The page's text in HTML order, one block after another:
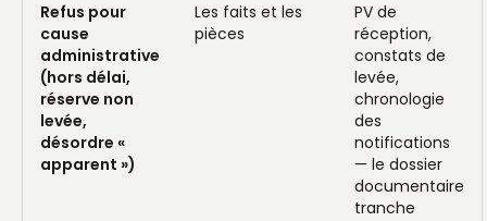
Refus pour
cause
administrative
(hors délai,
réserve non
levée,
désordre «
apparent »)
Les faits et les
pièces
PV de
réception,
constats de
levée,
chronologie
des
notifications
— le dossier
documentaire
tranche